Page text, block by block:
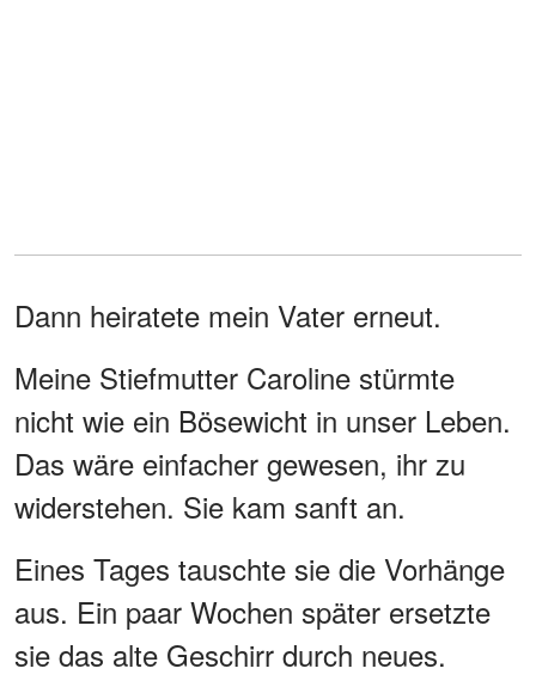
Dann heiratete mein Vater erneut.
Meine Stiefmutter Caroline stürmte
nicht wie ein Bösewicht in unser Leben.
Das wäre einfacher gewesen, ihr zu
widerstehen. Sie kam sanft an.
Eines Tages tauschte sie die Vorhänge
aus. Ein paar Wochen später ersetzte
sie das alte Geschirr durch neues.